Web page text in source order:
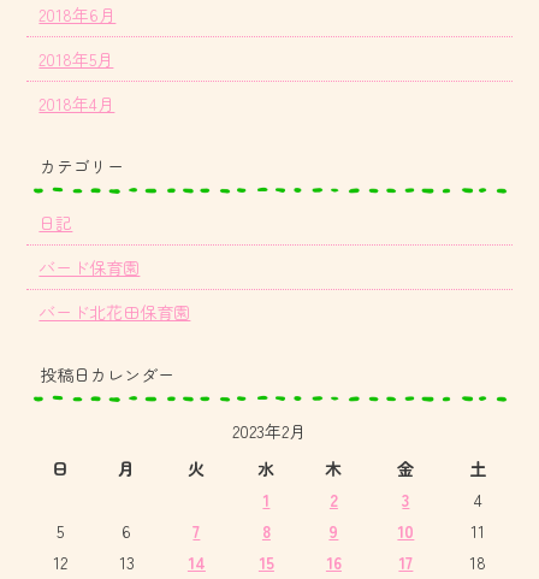
2018年6月
2018年5月
2018年4月
カテゴリー
日記
バード保育園
バード北花田保育園
投稿日カレンダー
2023年2月
日
月 火 水 木 金
土
1
2 3
4
5
6 7 8 9 10
11
12
13 14 15 16 17 18